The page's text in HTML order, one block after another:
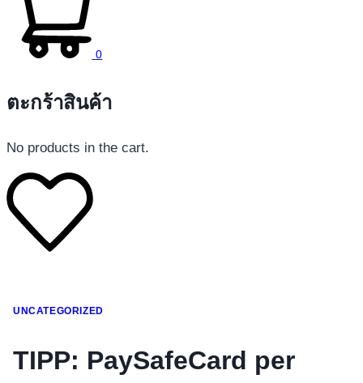
โทรศัพท์มือถือ
อุปกรณ์เสริมโทรศัพท์
0
ตะกร้าสินค้า
No products in the cart.
UNCATEGORIZED
TIPP: PaySafeCard per